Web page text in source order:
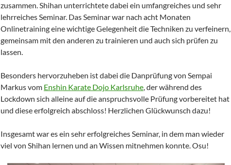
zusammen. Shihan unterrichtete dabei ein umfangreiches und sehr
lehrreiches Seminar. Das Seminar war nach acht Monaten
Onlinetraining eine wichtige Gelegenheit die Techniken zu verfeinern,
gemeinsam mit den anderen zu trainieren und auch sich prüfen zu
lassen.
Besonders hervorzuheben ist dabei die Danprüfung von Sempai
Markus vom Enshin Karate Dojo Karlsruhe, der während des
Lockdown sich alleine auf die anspruchsvolle Prüfung vorbereitet hat
und diese erfolgreich abschloss! Herzlichen Glückwunsch dazu!
Insgesamt war es ein sehr erfolgreiches Seminar, in dem man wieder
viel von Shihan lernen und an Wissen mitnehmen konnte. Osu!